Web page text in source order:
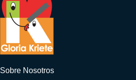
Sobre Nosotros